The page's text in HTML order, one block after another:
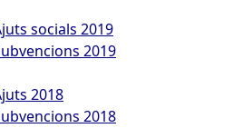
socials 2019
2019
2018
2018